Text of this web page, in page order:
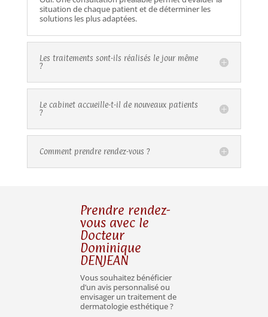
situation de chaque patient et de déterminer les
solutions les plus adaptées.
Les traitements sont-ils réalisés le jour même
?
Le cabinet accueille-t-il de nouveaux patients
?
Comment prendre rendez-vous ?
Prendre rendez-
vous avec le
Docteur
Dominique
DENJEAN
Vous souhaitez bénéficier
d’un avis personnalisé ou
envisager un traitement de
dermatologie esthétique ?